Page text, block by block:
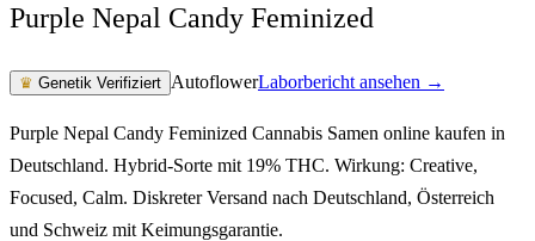
Purple Nepal Candy Feminized
♛ Genetik Verifiziert AutoflowerLaborbericht ansehen →
Purple Nepal Candy Feminized Cannabis Samen online kaufen in
Deutschland. Hybrid-Sorte mit 19% THC. Wirkung: Creative,
Focused, Calm. Diskreter Versand nach Deutschland, Österreich
und Schweiz mit Keimungsgarantie.